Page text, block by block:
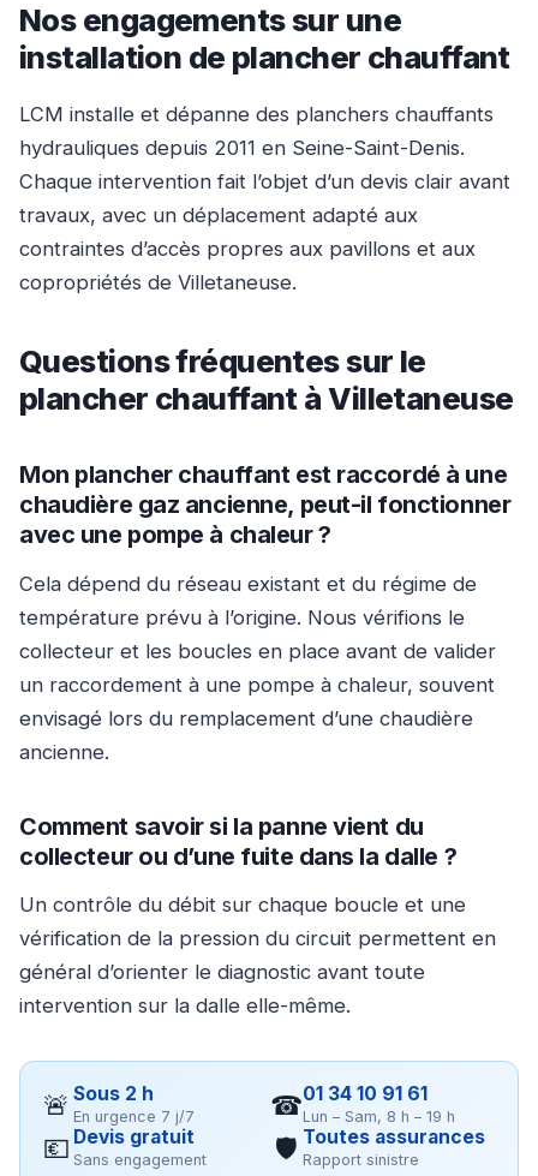
Nos engagements sur une
installation de plancher chauffant
LCM installe et dépanne des planchers chauffants
hydrauliques depuis 2011 en Seine-Saint-Denis.
Chaque intervention fait l’objet d’un devis clair avant
travaux, avec un déplacement adapté aux
contraintes d’accès propres aux pavillons et aux
copropriétés de Villetaneuse.
Questions fréquentes sur le
plancher chauffant à Villetaneuse
Mon plancher chauffant est raccordé à une
chaudière gaz ancienne, peut-il fonctionner
avec une pompe à chaleur ?
Cela dépend du réseau existant et du régime de
température prévu à l’origine. Nous vérifions le
collecteur et les boucles en place avant de valider
un raccordement à une pompe à chaleur, souvent
envisagé lors du remplacement d’une chaudière
ancienne.
Comment savoir si la panne vient du
collecteur ou d’une fuite dans la dalle ?
Un contrôle du débit sur chaque boucle et une
vérification de la pression du circuit permettent en
général d’orienter le diagnostic avant toute
intervention sur la dalle elle-même.
🚨 Sous 2 h
En urgence 7 j/7 ☎01 34 10 91 61
Lun – Sam, 8 h – 19 h
💶 Devis gratuit
Sans engagement 🛡 Toutes assurances
Rapport sinistre